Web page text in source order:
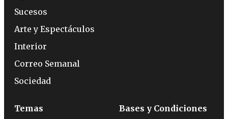
Sucesos
Arte y Espectáculos
Interior
Correo Semanal
Sociedad
Temas
Bases y Condiciones